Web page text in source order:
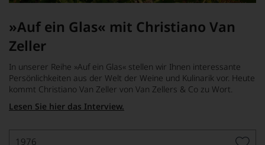
»Auf ein Glas« mit Christiano Van
Zeller
In unserer Reihe »Auf ein Glas« stellen wir Ihnen interessante
Persönlichkeiten aus der Welt der Weine und Kulinarik vor. Heute
kommt Christiano Van Zeller von Van Zellers & Co zu Wort.
Lesen Sie hier das Interview.
1976